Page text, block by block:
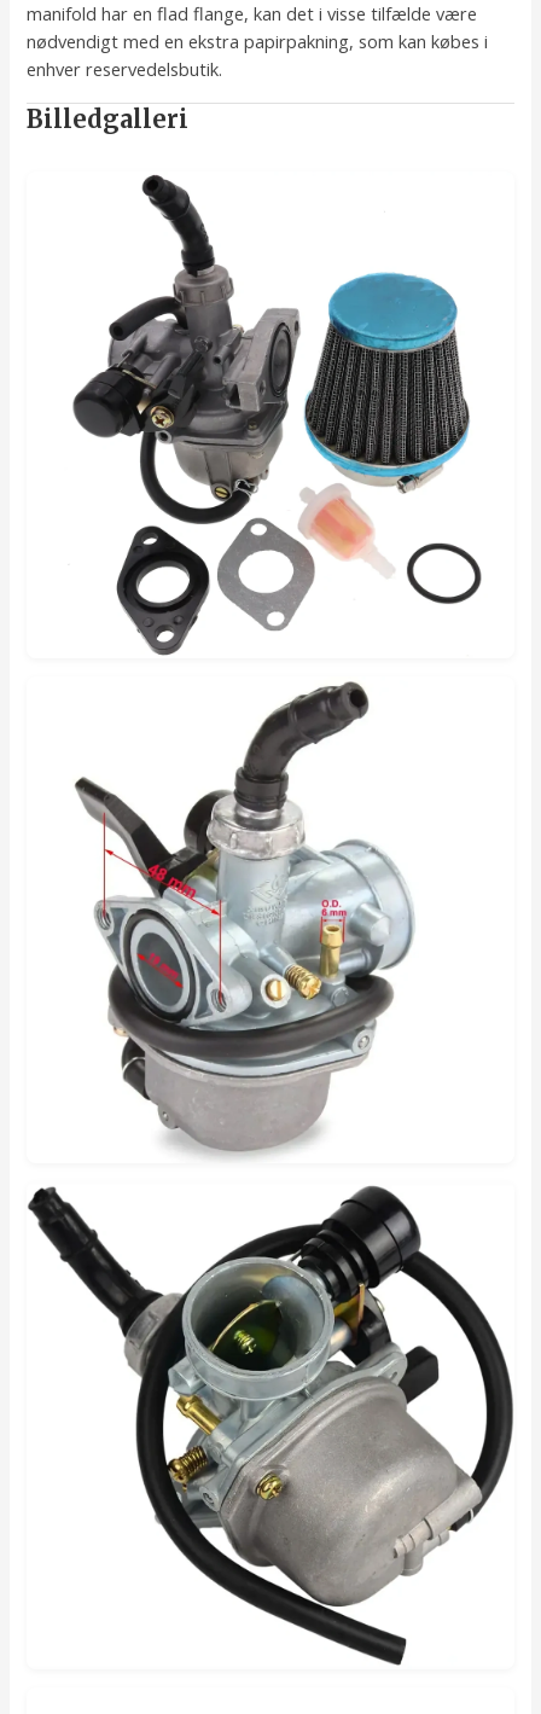
manifold har en flad flange, kan det i visse tilfælde være
nødvendigt med en ekstra papirpakning, som kan købes i
enhver reservedelsbutik.
Billedgalleri